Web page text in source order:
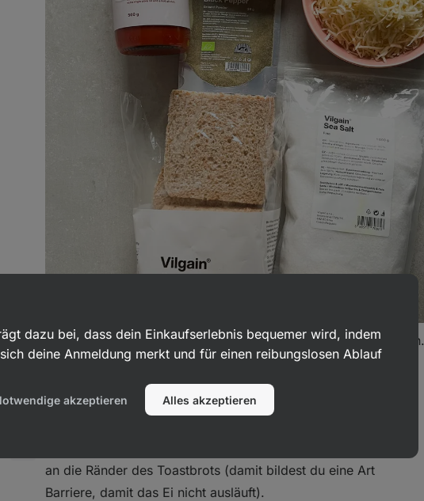
Brate zunächst die Schinkenscheiben in der Heißluftfritteuse an.
Bereite währenddessen 2 Scheiben Toastbrot vor und drücke
mit einem Löffel in die Mitte jeweils eine Mulde für das Ei.
Bestreiche danach das gesamte Toast mit Tomatensauce.
an die Ränder des Toastbrots (damit bildest du eine Art
Barriere, damit das Ei nicht ausläuft).
dazu bei, dass dein Einkaufserlebnis bequemer wird, indem
deine Anmeldung merkt und für einen reibungslosen Ablauf
akzeptieren Alles akzeptieren